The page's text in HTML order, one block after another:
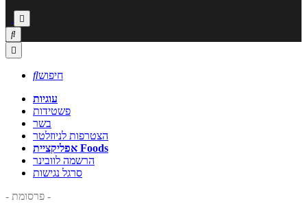



חיפוש
עוגיות
פשטידות
בשר
הצטרפות לניוזלטר
אפליקציית Foods
הרשמה לוובינר
סרגל נגישות
- פרסומת -